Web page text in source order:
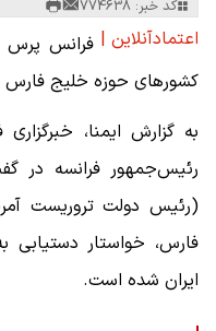
کد خبر: 774638
اعتمادآنلاین | فرانس پرس
کشورهای حوزه خلیج
به گزارش ایمنا،
رئیس‌جمهور فرانسه در
(رئیس دولت تروریست
فارس، خواستار دستیابی
ایران شده است.